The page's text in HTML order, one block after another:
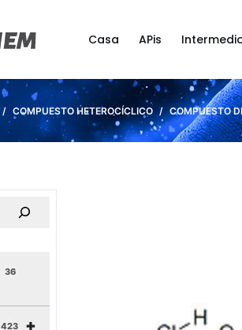
Casa APis
/ COMPUESTO HETEROCÍCLICO / COMPUESTO
36
+
423